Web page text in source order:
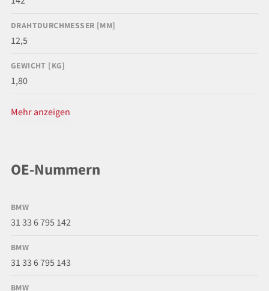
DRAHTDURCHMESSER [MM]
12,5
GEWICHT [KG]
1,80
Mehr anzeigen
OE-Nummern
BMW
31 33 6 795 142
BMW
31 33 6 795 143
BMW